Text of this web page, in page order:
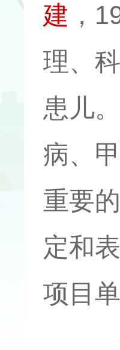
建 ，
理、
患儿
病、
重要
定和
项目单